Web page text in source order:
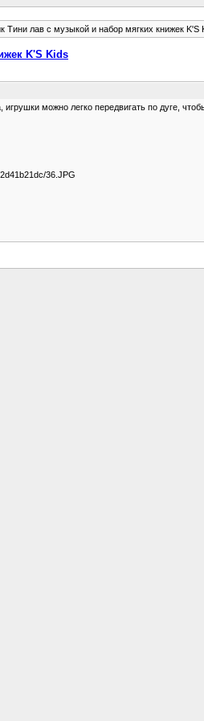
Тини лав с музыкой и набор мягких книжек K'S
K'S Kids
можно легко передвигать по дуге,
36.JPG